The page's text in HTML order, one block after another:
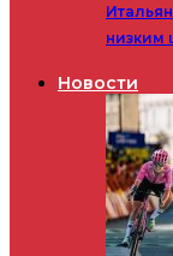
низким
Новости